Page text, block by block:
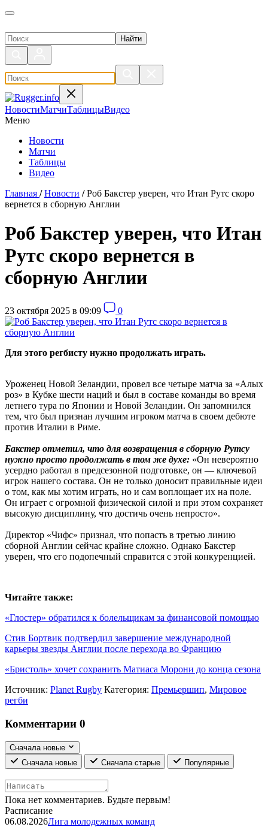
Поиск по сайту
НовостиМатчиТаблицыВидео
Меню
Новости
Матчи
Таблицы
Видео
Главная / Новости / Роб Бакстер уверен, что Итан Рутс скоро
вернется в сборную Англии
Роб Бакстер уверен, что Итан
Рутс скоро вернется в
сборную Англии
23 октября 2025 в 09:09 0
Для этого регбисту нужно продолжать играть.
Уроженец Новой Зеландии, провел все четыре матча за «Алых
роз» в Кубке шести наций и был в составе команды во время
летнего тура по Японии и Новой Зеландии. Он запомнился
тем, что был признан лучшим игроком матча в своем дебюте
против Италии в Риме.
Бакстер отметил, что для возвращения в сборную Рутсу
нужно просто продолжать в том же духе: «Он невероятно
усердно работал в предсезонной подготовке, он — ключевой
игрок нашего состава. Он не только доносит правильные идеи
о том, как мы хотим играть, но и сам воплощает их на поле.
Он играет с огромной физической силой и при этом сохраняет
высокую дисциплину, что достичь очень непросто».
Директор «Чифс» признал, что попасть в третью линию
сборной Англии сейчас крайне сложно. Однако Бакстер
уверен, что его подопечный справится с этой конкуренцией.
Читайте также:
«Глостер» обратился к болельщикам за финансовой помощью
Стив Бортвик подтвердил завершение международной
карьеры звезды Англии после перехода во Францию
«Бристоль» хочет сохранить Матиаса Морони до конца сезона
Источник: Planet Rugby Категория: Премьершип, Мировое
регби
Комментарии 0
Сначала новые
Сначала новые
Сначала старые Популярные
Пока нет комментариев. Будьте первым!
Расписание
06.08.2026Лига молодежных команд